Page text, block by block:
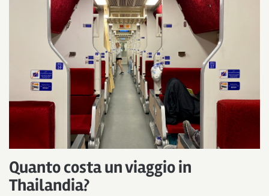
Quanto costa un viaggio in
Thailandia?